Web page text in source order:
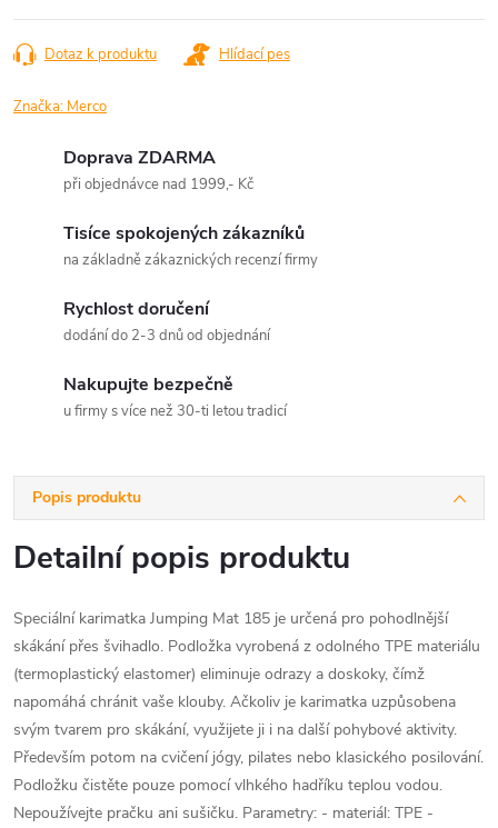
Dotaz k produktu Hlídací pes
Značka: Merco
Doprava ZDARMA
při objednávce nad 1999,- Kč
Tisíce spokojených zákazníků
na základně zákaznických recenzí firmy
Rychlost doručení
dodání do 2-3 dnů od objednání
Nakupujte bezpečně
u firmy s více než 30-ti letou tradicí
Popis produktu
Detailní popis produktu
Speciální karimatka Jumping Mat 185 je určená pro pohodlnější
skákání přes švihadlo. Podložka vyrobená z odolného TPE materiálu
(termoplastický elastomer) eliminuje odrazy a doskoky, čímž
napomáhá chránit vaše klouby. Ačkoliv je karimatka uzpůsobena
svým tvarem pro skákání, využijete ji i na další pohybové aktivity.
Především potom na cvičení jógy, pilates nebo klasického posilování.
Podložku čistěte pouze pomocí vlhkého hadříku teplou vodou.
Nepoužívejte pračku ani sušičku. Parametry: - materiál: TPE -